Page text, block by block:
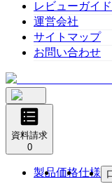
レビューガイ
運営会社
サイトマップ
お問い合わせ
資料請求
0
製品価格仕様